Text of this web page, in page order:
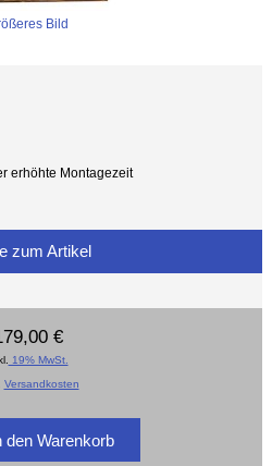
Bild
erhöhte Montagezeit
zum Artikel
€
19% MwSt.
Versandkosten